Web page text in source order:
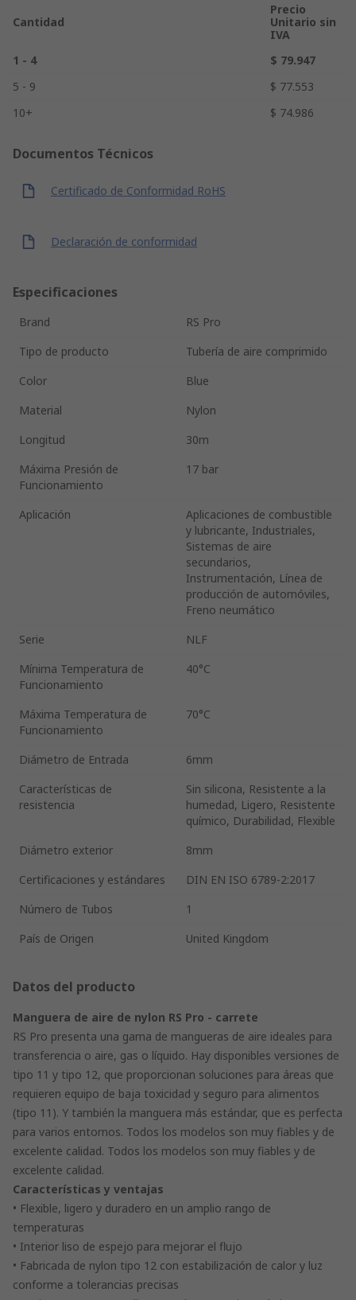
Cantidad
Precio
Unitario sin
IVA
1 - 4
$ 79.947
5 - 9
$ 77.553
10+
$ 74.986
Documentos Técnicos
Certificado de Conformidad RoHS
Declaración de conformidad
Especificaciones
Brand
RS Pro
Tipo de producto
Tubería de aire comprimido
Color
Blue
Material
Nylon
Longitud
30m
Máxima Presión de
Funcionamiento
17 bar
Aplicación
Aplicaciones de combustible
y lubricante, Industriales,
Sistemas de aire
secundarios,
Instrumentación, Línea de
producción de automóviles,
Freno neumático
Serie
NLF
Mínima Temperatura de
Funcionamiento
40°C
Máxima Temperatura de
Funcionamiento
70°C
Diámetro de Entrada
6mm
Características de
resistencia
Sin silicona, Resistente a la
humedad, Ligero, Resistente
químico, Durabilidad, Flexible
Diámetro exterior
8mm
Certificaciones y estándares
DIN EN ISO 6789-2:2017
Número de Tubos
1
País de Origen
United Kingdom
Datos del producto
Manguera de aire de nylon RS Pro - carrete
RS Pro presenta una gama de mangueras de aire ideales para
transferencia o aire, gas o líquido. Hay disponibles versiones de
tipo 11 y tipo 12, que proporcionan soluciones para áreas que
requieren equipo de baja toxicidad y seguro para alimentos
(tipo 11). Y también la manguera más estándar, que es perfecta
para varios entornos. Todos los modelos son muy fiables y de
excelente calidad. Todos los modelos son muy fiables y de
excelente calidad.
Características y ventajas
• Flexible, ligero y duradero en un amplio rango de
temperaturas
• Interior liso de espejo para mejorar el flujo
• Fabricada de nylon tipo 12 con estabilización de calor y luz
conforme a tolerancias precisas